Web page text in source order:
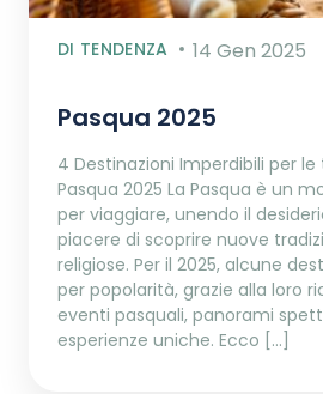
DI TENDENZA 14 Gen 2025
Pasqua 2025
4 Destinazioni Imperdibili per
Pasqua 2025 La Pasqua è un
per viaggiare, unendo il
piacere di scoprire nuove
religiose. Per il 2025, alcune
per popolarità, grazie alla loro
eventi pasquali, panorami
esperienze uniche. Ecco […]